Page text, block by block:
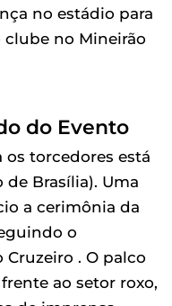
no estádio para
no Mineirão
do Evento
os torcedores está
de Brasília). Uma
a cerimônia da
o
. O palco
ao setor roxo,